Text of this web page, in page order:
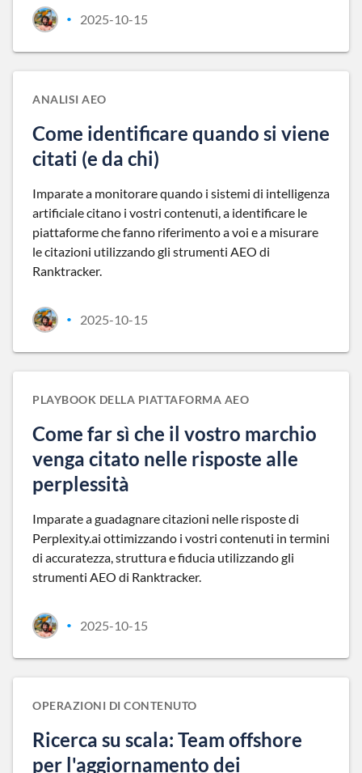
• 2025-10-15
ANALISI AEO
Come identificare quando si viene
citati (e da chi)
Imparate a monitorare quando i sistemi di intelligenza
artificiale citano i vostri contenuti, a identificare le
piattaforme che fanno riferimento a voi e a misurare
le citazioni utilizzando gli strumenti AEO di
Ranktracker.
• 2025-10-15
PLAYBOOK DELLA PIATTAFORMA AEO
Come far sì che il vostro marchio
venga citato nelle risposte alle
perplessità
Imparate a guadagnare citazioni nelle risposte di
Perplexity.ai ottimizzando i vostri contenuti in termini
di accuratezza, struttura e fiducia utilizzando gli
strumenti AEO di Ranktracker.
• 2025-10-15
OPERAZIONI DI CONTENUTO
Ricerca su scala: Team offshore
per l'aggiornamento dei